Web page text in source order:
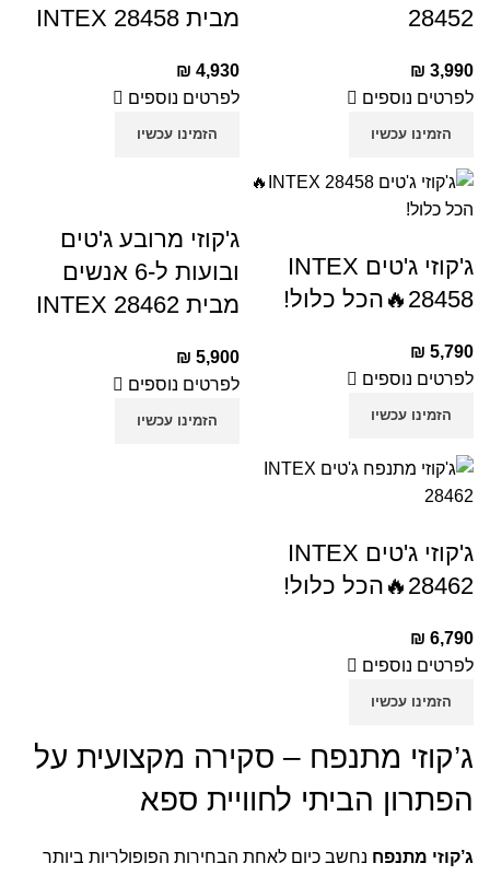
28452
₪ 3,990
לפרטים נוספים
הזמינו עכשיו
מבית INTEX 28458
₪ 4,930
לפרטים נוספים
הזמינו עכשיו
ג'קוזי ג'טים INTEX
28458🔥הכל כלול!
₪ 5,790
לפרטים נוספים
הזמינו עכשיו
ג'קוזי מרובע ג'טים
ובועות ל-6 אנשים
מבית INTEX 28462
₪ 5,900
לפרטים נוספים
הזמינו עכשיו
ג'קוזי ג'טים INTEX
28462🔥הכל כלול!
₪ 6,790
לפרטים נוספים
הזמינו עכשיו
ג’קוזי מתנפח – סקירה מקצועית על
הפתרון הביתי לחוויית ספא
ג’קוזי מתנפח נחשב כיום לאחת הבחירות הפופולריות ביותר